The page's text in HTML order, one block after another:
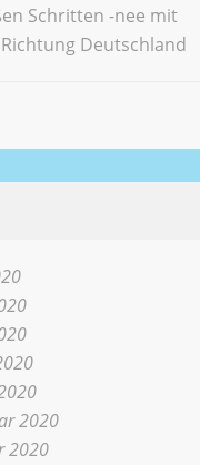
Schritten -nee mit
Deutschland
2020
2020